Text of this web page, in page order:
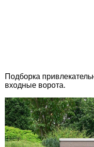
Подборка
входные ворота.